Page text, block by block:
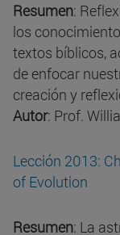
Resumen:
los
textos bíblicos,
de enfocar
creación y
Autor: Prof.
Lección 2013:
of Evolution
Resumen: La